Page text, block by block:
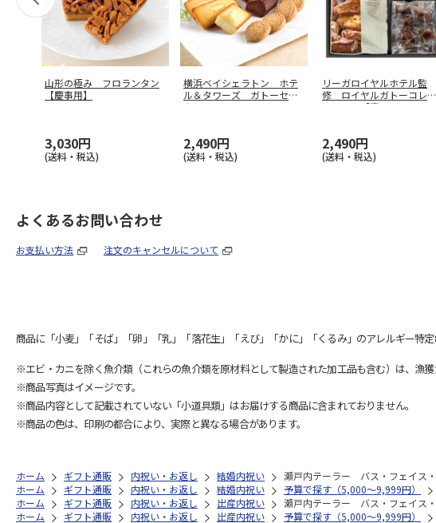
山形の極み フロランタン
【慶事用】
3,030円
(送料・税込)
横浜ベイシェラトン ホテ
ル＆タワーズ ガトーセレ
クションＡ
2,490円
(送料・税込)
リーガロイヤルホテル監
修 ロイヤルガトーコレク
ションＡ【慶
2,490円
(送料・税込)
よくあるお問い合わせ
お支払い方法 注文のキャンセルについて
商品に「小麦」「そば」「卵」「乳」「落花生」「えび」「かに」「くるみ」のアレルギー特
※エビ・カニを除く魚介類（これらの魚介類を原材料として製造された加工品も含む）は、漁
※商品写真はイメージです。
※商品内容として記載されていない「小道具類」はお届けする商品に含まれておりません。
※商品の色は、印刷の都合により、実際と異なる場合があります。
ホーム ギフト通販 内祝い・お返し 結婚内祝い
瀬戸内テーラー バス・フェイス・
ホーム
ギフト通販 内祝い・お返し 結婚内祝い 予算で探す（5,000～9,999円）
ホーム
ギフト通販 内祝い・お返し 出産内祝い
瀬戸内テーラー バス・フェイス・
ホーム
ギフト通販 内祝い・お返し 出産内祝い 予算で探す（5,000～9,999円）